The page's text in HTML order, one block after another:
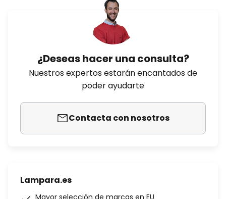
¿Deseas hacer una consulta?
Nuestros expertos estarán encantados de
poder ayudarte
Contacta con nosotros
Lampara.es
Mayor selección de marcas en EU